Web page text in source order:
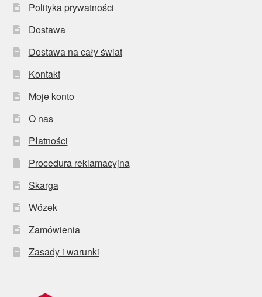
Polityka prywatności
Dostawa
Dostawa na cały świat
Kontakt
Moje konto
O nas
Płatności
Procedura reklamacyjna
Skarga
Wózek
Zamówienia
Zasady i warunki